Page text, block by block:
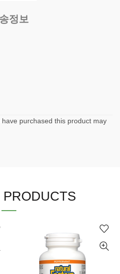
정보
purchased this product may
PRODUCTS